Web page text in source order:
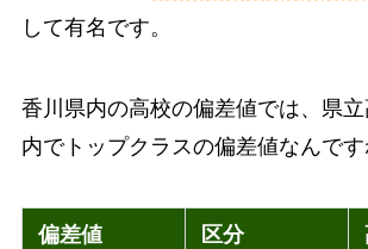
して有名です。
香川県内の高校の偏差値では、県
内でトップクラスの偏差値なんです
偏差値 区分